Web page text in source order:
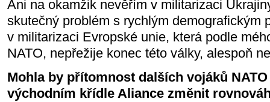
Ani na okamžik nevěřím v militarizaci
skutečný problém s rychlým demografickým
v militarizaci Evropské unie, která podle
NATO, nepřežije konec této války, alespoň
Mohla by přítomnost dalších vojáků
východním křídle Aliance změnit